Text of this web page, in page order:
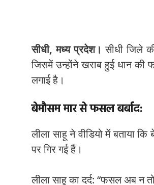
सीधी, मध्य प्रदेश।सीधी जिले
जिसमें उन्होंने खराब हुई धान की
लगाई है।
बेमौसम मारसे फसल बर्बाद:
लीला साहू ने वीडियो में बताया
पर गिर गई हैं।
लीला साहू का दर्द: “फसल अब न